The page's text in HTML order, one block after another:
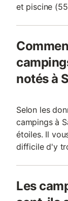
et piscine
notés à
Selon les
campings à
étoiles. Il
difficile d'y
Les